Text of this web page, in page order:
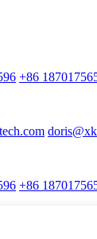
+86
+86